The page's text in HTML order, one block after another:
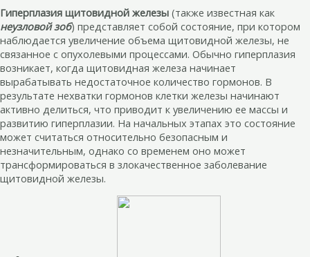
Гиперплазия щитовидной железы (также известная как
неузловой зоб) представляет собой состояние, при котором
наблюдается увеличение объема щитовидной железы, не
связанное с опухолевыми процессами. Обычно гиперплазия
возникает, когда щитовидная железа начинает
вырабатывать недостаточное количество гормонов. В
результате нехватки гормонов клетки железы начинают
активно делиться, что приводит к увеличению ее массы и
развитию гиперплазии. На начальных этапах это состояние
может считаться относительно безопасным и
незначительным, однако со временем оно может
трансформироваться в злокачественное заболевание
щитовидной железы.